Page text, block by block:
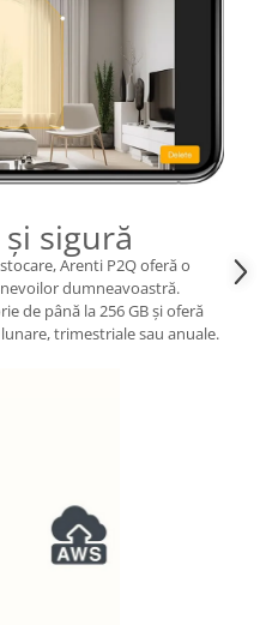
sigură
Arenti P2Q oferă o
dumneavoastră.
de până la 256 GB și oferă
trimestriale sau anuale.